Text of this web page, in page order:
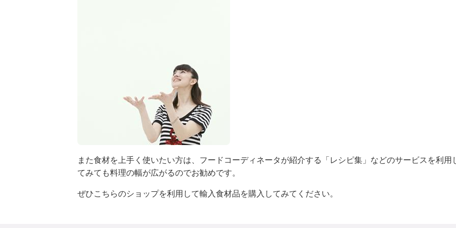
また食材を上手く使いたい方は、フードコーディネータが紹介する「レシピ集」などのサービスを利用
てみても料理の幅が広がるのでお勧めです。
ぜひこちらのショップを利用して輸入食材品を購入してみてください。